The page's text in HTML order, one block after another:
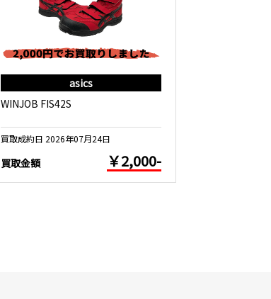
asics
WINJOB FIS42S
買取成約日 2026年07月24日
買取金額 ￥2,000-